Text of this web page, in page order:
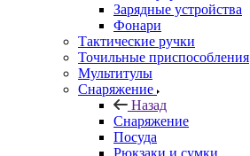
Зарядные устройства
Фонари
Тактические ручки
Точильные приспособления
Мультитулы
Снаряжение
Назад
Снаряжение
Посуда
Рюкзаки и сумки